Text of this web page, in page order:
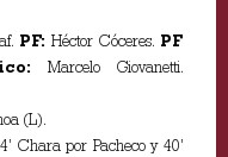
PF:Héctor Cóceres. PF
Marcelo Giovanetti.
(L).
Chara por Pacheco y 40’